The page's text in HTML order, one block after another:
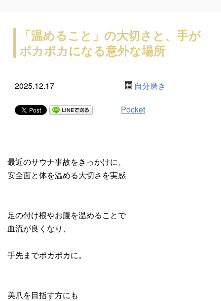
「温めること」の大切さと、手が
ポカポカになる意外な場所
2025.12.17 自分磨き
Pocket
最近のサウナ事故をきっかけに、
安全面と体を温める大切さを実感
足の付け根やお腹を温めることで
血流が良くなり、
手先までポカポカに。
美爪を目指す方にも